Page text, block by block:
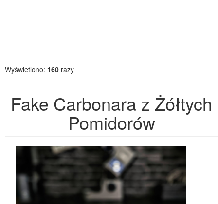
Wyświetlono: 160 razy
Fake Carbonara z Żółtych
Pomidorów